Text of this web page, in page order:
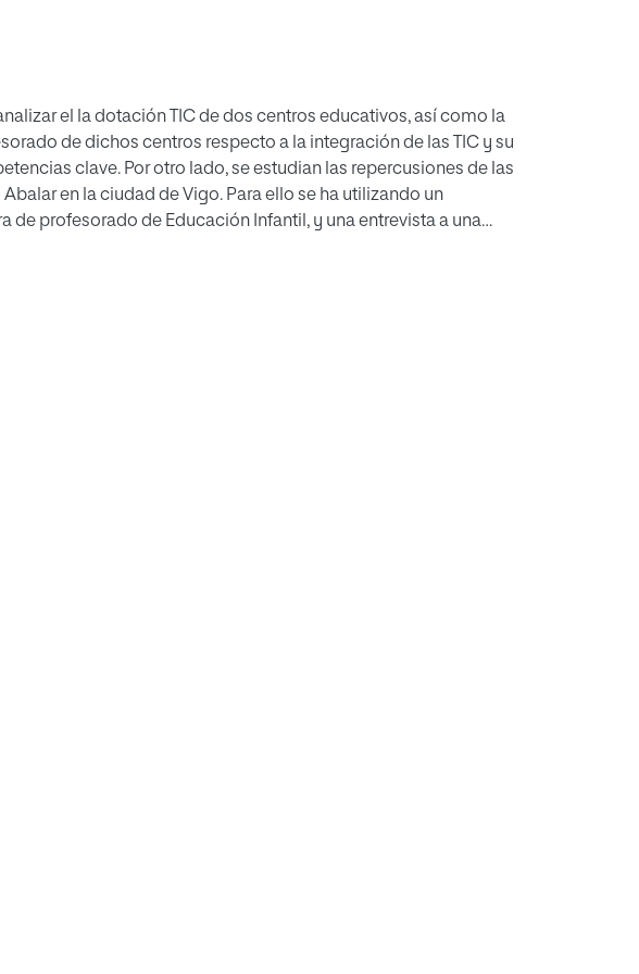
el la dotación TIC de dos centros educativos, así como la
de dichos centros respecto a la integración de las TIC y su
clave. Por otro lado, se estudian las repercusiones de las
en la ciudad de Vigo. Para ello se ha utilizando un
de profesorado de Educación Infantil, y una entrevista a una
aprendizaje, siempre y cuando su uso sea adecuado, permiten
la innovación docente y permiten mantener la
al Proyecto Abalar, se han introducido cambios